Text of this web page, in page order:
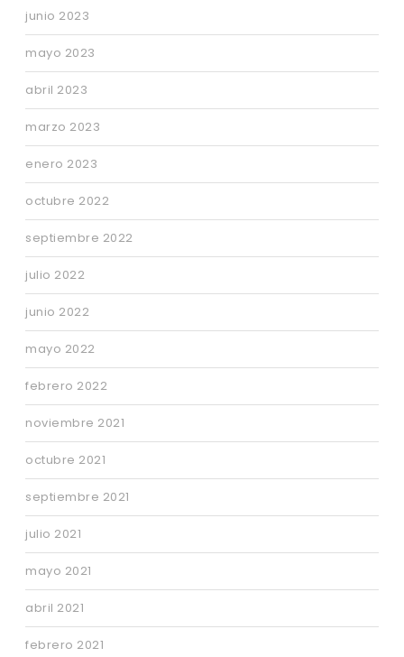
junio 2023
mayo 2023
abril 2023
marzo 2023
enero 2023
octubre 2022
septiembre 2022
julio 2022
junio 2022
mayo 2022
febrero 2022
noviembre 2021
octubre 2021
septiembre 2021
julio 2021
mayo 2021
abril 2021
febrero 2021